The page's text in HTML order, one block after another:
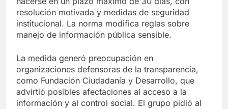
resolución motivada y medidas de seguridad
institucional. La norma modifica reglas sobre
manejo de información pública sensible.
La medida generó preocupación en
organizaciones defensoras de la transparencia,
como Fundación Ciudadanía y Desarrollo, que
advirtió posibles afectaciones al acceso a la
información y al control social. El grupo pidió al